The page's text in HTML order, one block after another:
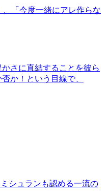
「今度一緒にアレ作らな
さに直結することを彼ら
か！という目線で、
シュランも認める一流の